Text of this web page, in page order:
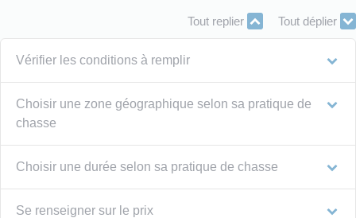
Tout replier Tout déplier
Vérifier les conditions à remplir
Choisir une zone géographique selon sa pratique de
chasse
Choisir une durée selon sa pratique de chasse
Se renseigner sur le prix